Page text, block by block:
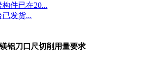
件已在20...
发货...
镁铝刀口尺切削用量要求